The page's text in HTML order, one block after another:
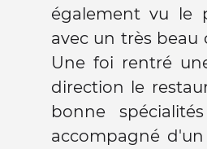
également vu le
avec un très beau
Une foi rentré
direction le
bonne
accompagné